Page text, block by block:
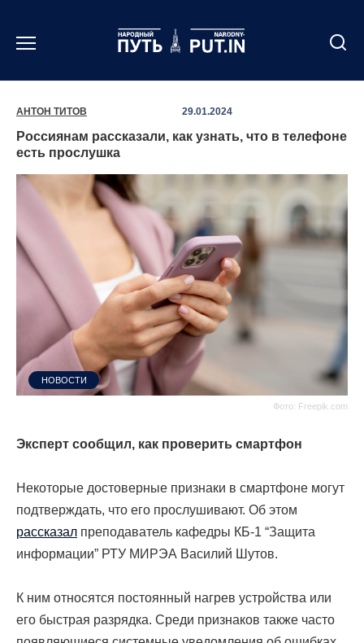
содержанию
АНТОН ТИТОВ 29.01.2024
Россиянам рассказали, как узнать, что в телефоне
есть прослушка
Фото: Freepik.com
НОВОСТИ
Эксперт сообщил, как проверить смартфон
Некоторые достоверные признаки в смартфоне могут
подтверждать, что его прослушивают. Об этом
рассказал преподаватель кафедры КБ-1 “Защита
информации” РТУ МИРЭА Василий Шутов.
К ним относятся постоянный нагрев устройства или
его быстрая разрядка. Среди признаков также часто